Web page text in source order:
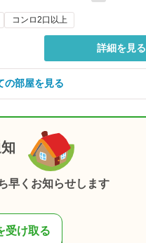
コンロ2口以上
詳細を見る
の部屋を見る
早くお知らせします
受け取る